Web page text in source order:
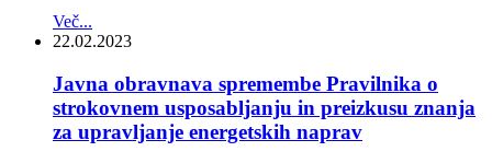
Več...
22.02.2023
Javna obravnava spremembe Pravilnika o
strokovnem usposabljanju in preizkusu znanja
za upravljanje energetskih naprav